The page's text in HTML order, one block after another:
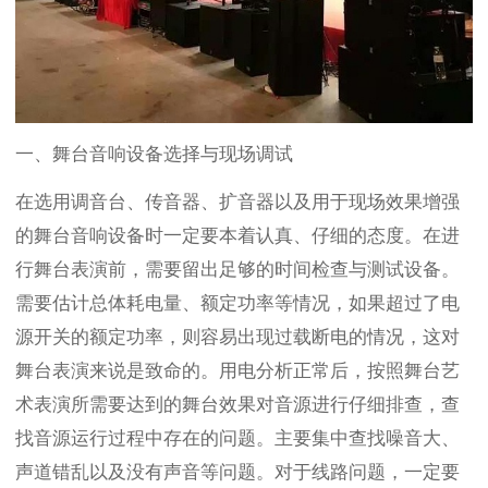
一、舞台音响设备选择与现场调试
在选用调音台、传音器、扩音器以及用于现场效果增强
的舞台音响设备时一定要本着认真、仔细的态度。在进
行舞台表演前，需要留出足够的时间检查与测试设备。
需要估计总体耗电量、额定功率等情况，如果超过了电
源开关的额定功率，则容易出现过载断电的情况，这对
舞台表演来说是致命的。用电分析正常后，按照舞台艺
术表演所需要达到的舞台效果对音源进行仔细排查，查
找音源运行过程中存在的问题。主要集中查找噪音大、
声道错乱以及没有声音等问题。对于线路问题，一定要